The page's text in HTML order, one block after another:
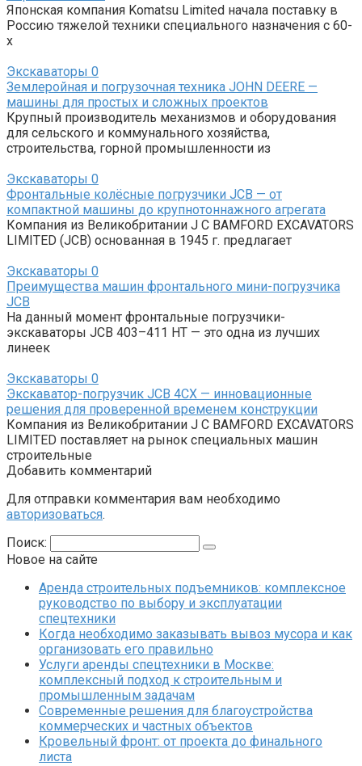
Японская компания Komatsu Limited начала поставку в
Россию тяжелой техники специального назначения с 60-
х
Экскаваторы 0
Землеройная и погрузочная техника JOHN DEERE —
машины для простых и сложных проектов
Крупный производитель механизмов и оборудования
для сельского и коммунального хозяйства,
строительства, горной промышленности из
Экскаваторы 0
Фронтальные колёсные погрузчики JCB — от
компактной машины до крупнотоннажного агрегата
Компания из Великобритании J C BAMFORD EXCAVATORS
LIMITED (JCB) основанная в 1945 г. предлагает
Экскаваторы 0
Преимущества машин фронтального мини-погрузчика
JCB
На данный момент фронтальные погрузчики-
экскаваторы JCB 403–411 HT — это одна из лучших
линеек
Экскаваторы 0
Экскаватор-погрузчик JCB 4СХ — инновационные
решения для проверенной временем конструкции
Компания из Великобритании J C BAMFORD EXCAVATORS
LIMITED поставляет на рынок специальных машин
строительные
Добавить комментарий
Для отправки комментария вам необходимо
авторизоваться.
Поиск:
Новое на сайте
Аренда строительных подъемников: комплексное
руководство по выбору и эксплуатации
спецтехники
Когда необходимо заказывать вывоз мусора и как
организовать его правильно
Услуги аренды спецтехники в Москве:
комплексный подход к строительным и
промышленным задачам
Современные решения для благоустройства
коммерческих и частных объектов
Кровельный фронт: от проекта до финального
листа